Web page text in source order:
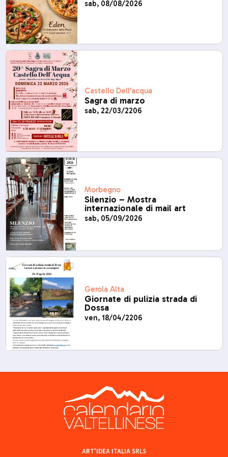
sab, 08/08/2026
Castello Dell'acqua
Sagra di marzo
sab, 22/03/2206
Morbegno
Silenzio – Mostra
internazionale di mail art
sab, 05/09/2026
Gerola Alta
Giornate di pulizia strada di
Dossa
ven, 18/04/2206
ART'IDEA ITALIA SRLS